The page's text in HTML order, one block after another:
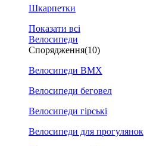
Шкарпетки
Показати всі
Велосипеди
Спорядження(10)
Велосипеди BMX
Велосипеди беговел
Велосипеди гірські
Велосипеди для прогулянок